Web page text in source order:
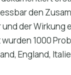
den
der Wirkung
1000
England,